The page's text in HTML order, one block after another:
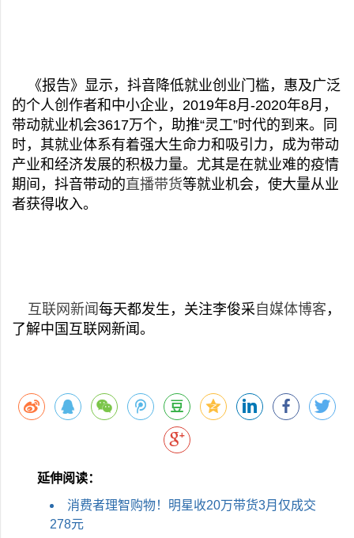
《报告》显示，抖音降低就业创业门槛，惠及广泛
的个人创作者和中小企业，2019年8月-2020年8月，
带动就业机会3617万个，助推“灵工”时代的到来。同
时，其就业体系有着强大生命力和吸引力，成为带动
产业和经济发展的积极力量。尤其是在就业难的疫情
期间，抖音带动的直播带货等就业机会，使大量从业
者获得收入。
互联网新闻 每天都发生，关注李俊采 自媒体博客 ，
了解中国互联网新闻。
延伸阅读：
消费者理智购物！明星收20万带货3月仅成交
278元